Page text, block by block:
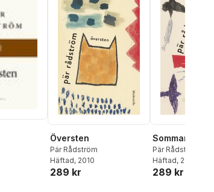
Översten
Pär Rådström
Häftad, 2010
289 kr
Pär Rådström
Häftad, 2010
289 kr